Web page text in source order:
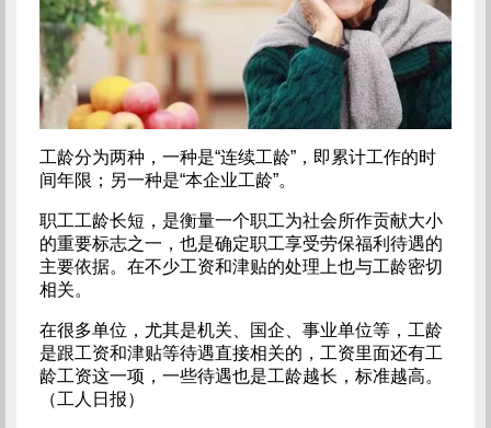
工龄分为两种，一种是“连续工龄”，即累计工作的时
间年限；另一种是“本企业工龄”。
职工工龄长短，是衡量一个职工为社会所作贡献大小
的重要标志之一，也是确定职工享受劳保福利待遇的
主要依据。在不少工资和津贴的处理上也与工龄密切
相关。
在很多单位，尤其是机关、国企、事业单位等，工龄
是跟工资和津贴等待遇直接相关的，工资里面还有工
龄工资这一项，一些待遇也是工龄越长，标准越高。
（工人日报）